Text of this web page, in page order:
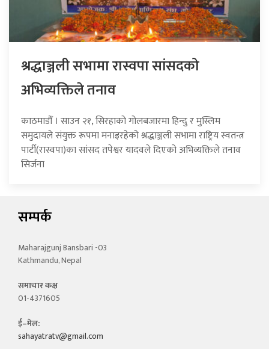
श्रद्धाञ्जली सभामा रास्वपा सांसदको
अभिव्यक्तिले तनाव
काठमाडौँ । साउन २१, सिरहाको गोलबजारमा हिन्दु र मुस्लिम
समुदायले संयुक्त रूपमा मनाइरहेको श्रद्धाञ्जली सभामा राष्ट्रिय स्वतन्त्र
पार्टी(रास्वपा)का सांसद तपेश्वर यादवले दिएको अभिव्यक्तिले तनाव
सिर्जना
सम्पर्क
Maharajgunj Bansbari -03
Kathmandu, Nepal
समाचार कक्ष
01-4371605
ई–मेल:
sahayatratv@gmail.com